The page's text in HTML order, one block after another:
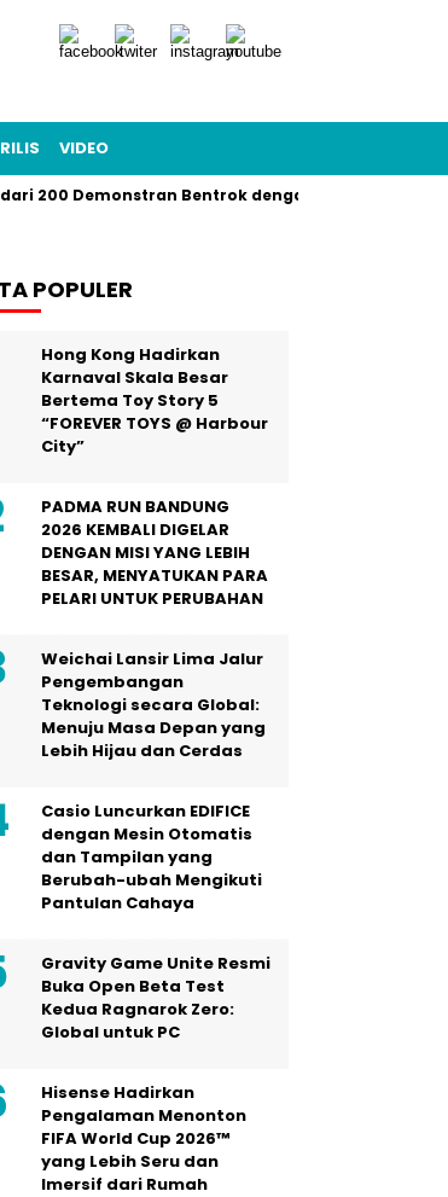
VIDEO
Demonstran Bentrok dengan Garda Nasional di LA,
POPULER
Hong Kong Hadirkan
Karnaval Skala Besar
Bertema Toy Story 5
“FOREVER TOYS @ Harbour
City”
PADMA RUN BANDUNG
2026 KEMBALI DIGELAR
DENGAN MISI YANG LEBIH
BESAR, MENYATUKAN PARA
PELARI UNTUK PERUBAHAN
Weichai Lansir Lima Jalur
Pengembangan
Teknologi secara Global:
Menuju Masa Depan yang
Lebih Hijau dan Cerdas
Casio Luncurkan EDIFICE
dengan Mesin Otomatis
dan Tampilan yang
Berubah-ubah Mengikuti
Pantulan Cahaya
Gravity Game Unite Resmi
Buka Open Beta Test
Kedua Ragnarok Zero:
Global untuk PC
Hisense Hadirkan
Pengalaman Menonton
FIFA World Cup 2026™
yang Lebih Seru dan
Imersif dari Rumah